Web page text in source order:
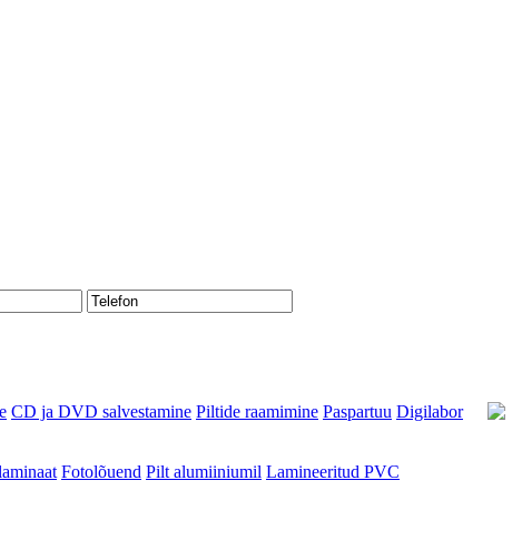
CD ja DVD salvestamine Piltide raamimine Paspartuu Digilabor
Fotolõuend Pilt alumiiniumil Lamineeritud PVC